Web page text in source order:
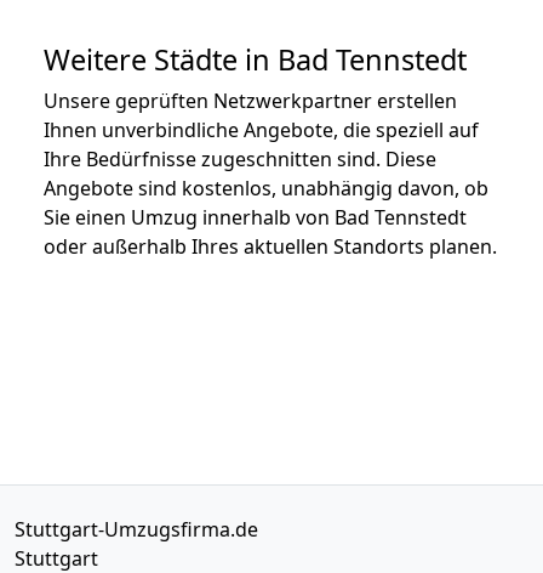
Weitere Städte in Bad Tennstedt
Unsere geprüften Netzwerkpartner erstellen
Ihnen unverbindliche Angebote, die speziell auf
Ihre Bedürfnisse zugeschnitten sind. Diese
Angebote sind kostenlos, unabhängig davon, ob
Sie einen Umzug innerhalb von Bad Tennstedt
oder außerhalb Ihres aktuellen Standorts planen.
Stuttgart-Umzugsfirma.de
Stuttgart